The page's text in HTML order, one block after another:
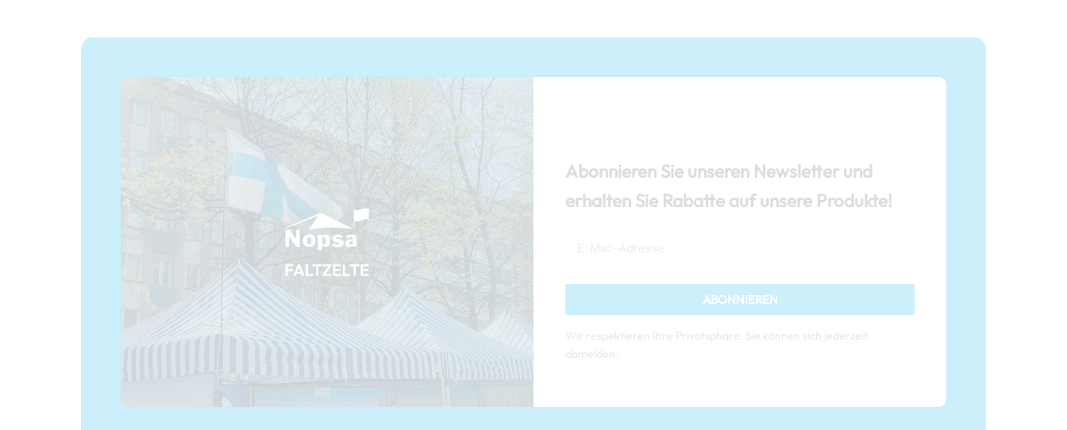
Abonnieren Sie unseren Newsletter und
erhalten Sie Rabatte auf unsere Produkte!
ABONNIEREN